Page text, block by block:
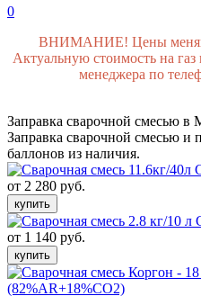
0
ВНИМАНИЕ! Цены
Актуальную стоимость на
менеджера по
Заправка сварочной смесью в
Заправка сварочной смесью и
баллонов из наличия.
от 2 280 руб.
купить
от 1 140 руб.
купить